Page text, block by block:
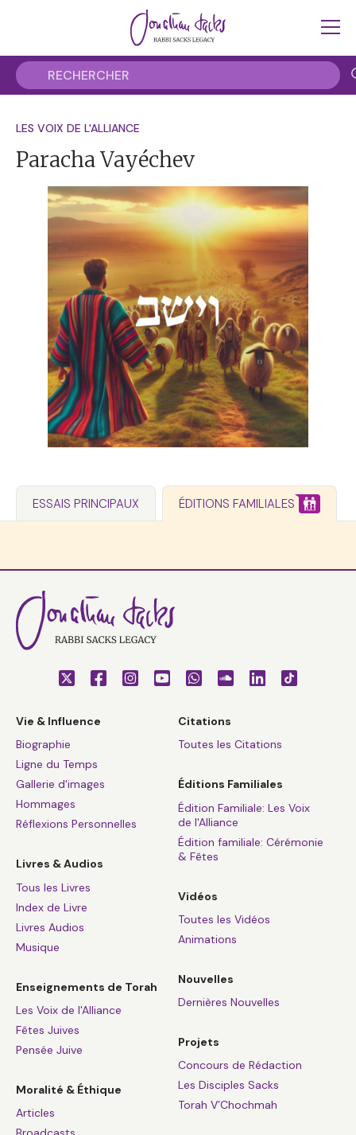
LES VOIX DE L'ALLIANCE
Paracha Vayéchev
ESSAIS PRINCIPAUX ÉDITIONS FAMILIALES
Vie & Influence
Biographie
Ligne du Temps
Gallerie d'images
Hommages
Réflexions Personnelles
Livres & Audios
Tous les Livres
Index de Livre
Livres Audios
Musique
Enseignements de Torah
Les Voix de l'Alliance
Fêtes Juives
Pensée Juive
Moralité & Éthique
Articles
Citations
Toutes les Citations
Éditions Familiales
Édition Familiale: Les Voix
de l'Alliance
Édition familiale: Cérémonie
& Fêtes
Vidéos
Toutes les Vidéos
Animations
Nouvelles
Dernières Nouvelles
Projets
Concours de Rédaction
Les Disciples Sacks
Torah V’Chochmah